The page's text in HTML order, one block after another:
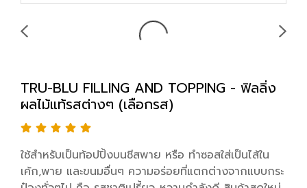
TRU-BLU FILLING AND TOPPING - ฟิลลิ่ง
ผลไม้แท้รสต่างๆ (เลือกรส)
ใช้สำหรับเป็นท้อปปิ้งบนชีสพาย หรือ ทำซอสใส่เป็นไส้ใน
เค้ก,พาย และขนมอื่นๆ ความอร่อยที่แตกต่างจากแบบกระ